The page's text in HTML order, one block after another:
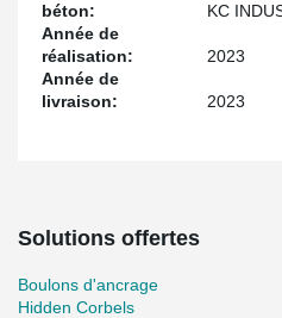
béton:
KC
Année de
réalisation:
2023
Année de
livraison:
2023
Solutions offertes
Boulons d'ancrage
Hidden Corbels